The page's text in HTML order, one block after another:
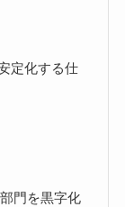
定化する仕
門を黒字化